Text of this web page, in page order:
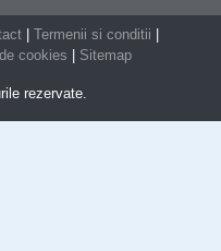
Termenii si conditii
cookies Sitemap
rezervate.